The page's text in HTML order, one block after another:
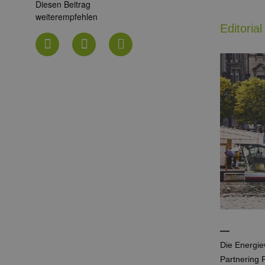
Editorial
—
Die
Partnering
Diesen Beitrag
weiterempfehlen